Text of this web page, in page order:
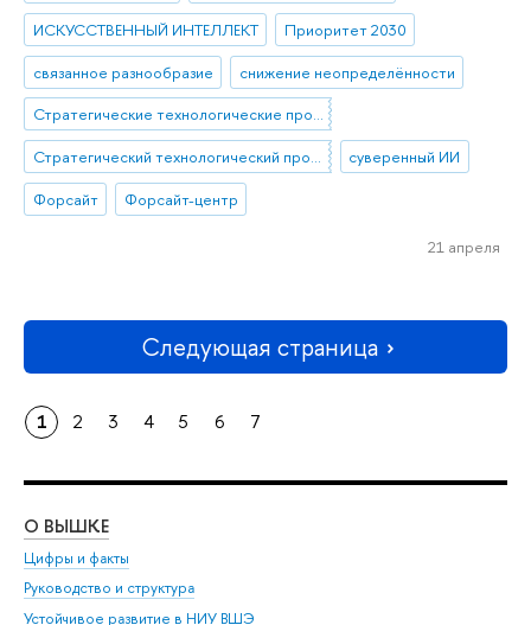
ИСКУССТВЕННЫЙ ИНТЕЛЛЕКТ
Приоритет 2030
связанное разнообразие
снижение неопределённости
Стратегические технологические проекты
Стратегический технологический проект «Национальный центр социально-экономического и научно-технологического прогнозирования»
суверенный ИИ
Форсайт
Форсайт-центр
21 апреля
Следующая страница
1 2 3 4 5 6 7
О ВЫШКЕ
Цифры и факты
Руководство и структура
Устойчивое развитие в НИУ ВШЭ